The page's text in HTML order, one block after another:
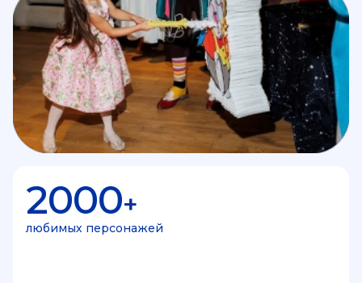
2000+
любимых персонажей